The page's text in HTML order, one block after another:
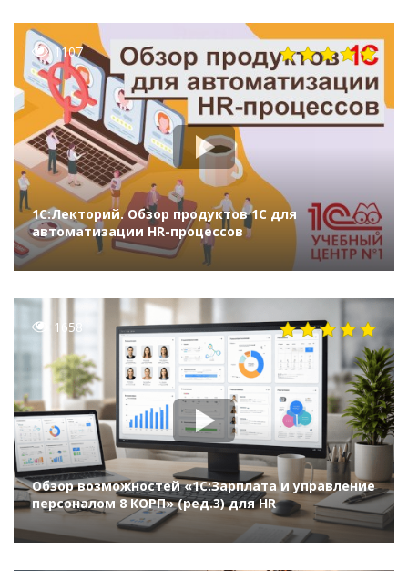
1107
1С:Лекторий. Обзор продуктов 1С для
автоматизации HR-процессов
1658
Обзор возможностей «1С:Зарплата и управление
персоналом 8 КОРП» (ред.3) для HR